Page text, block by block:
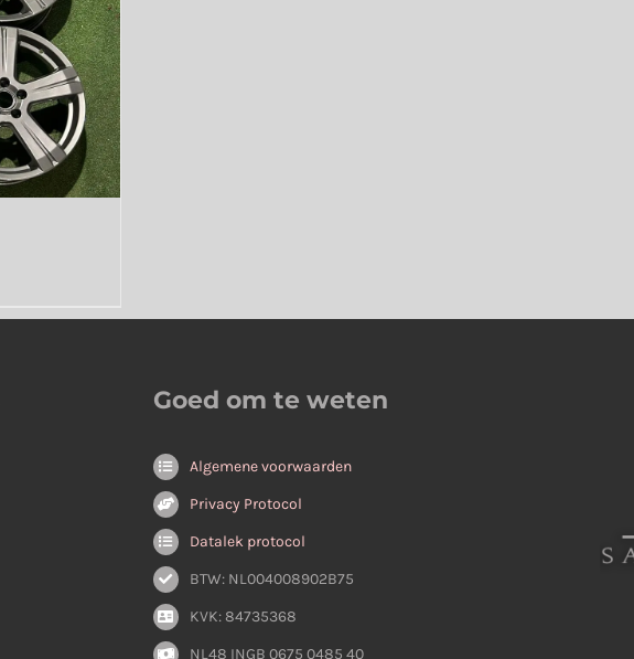
Goed om te weten
Algemene voorwaarden
Privacy Protocol
Datalek protocol
BTW: NL004008902B75
KVK: 84735368
NL48 INGB 0675 0485 40